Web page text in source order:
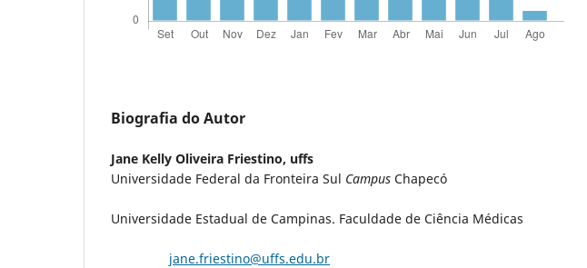
Biografia do Autor
Jane Kelly Oliveira Friestino, uffs
Universidade Federal da Fronteira Sul Campus Chapecó
Universidade Estadual de Campinas. Faculdade de Ciência Médicas
jane.friestino@uffs.edu.br